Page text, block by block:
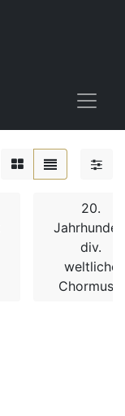
20.
div.
weltliche
Chormusik